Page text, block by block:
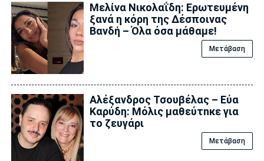
Μελίνα Νικολαΐδη: Ερωτευμένη
ξανά η κόρη της Δέσποινας
Βανδή – Όλα όσα μάθαμε!
Μετάβαση
Αλέξανδρος Τσουβέλας – Εύα
Καρύδη: Μόλις μαθεύτnκε για
το ζευγάρι
Μετάβαση